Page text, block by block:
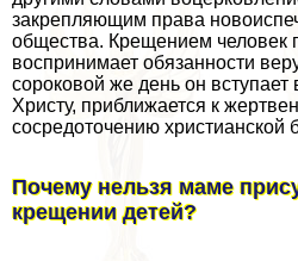
закрепляющим права
общества. Крещением человек
воспринимает обязанности
сороковой же день он
Христу, приближается к
сосредоточению христианской
Почему нельзя маме
крещении детей?